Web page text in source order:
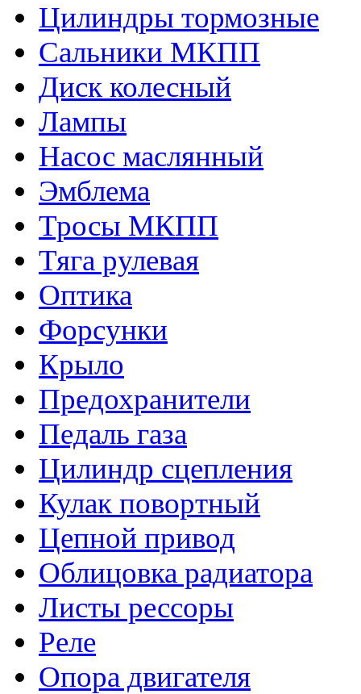
Цилиндры тормозные
Сальники МКПП
Диск колесный
Лампы
Насос маслянный
Эмблема
Тросы МКПП
Тяга рулевая
Оптика
Форсунки
Крыло
Предохранители
Педаль газа
Цилиндр сцепления
Кулак повортный
Цепной привод
Облицовка радиатора
Листы рессоры
Реле
Опора двигателя